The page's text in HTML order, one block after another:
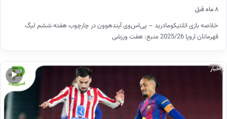
۸ ماه قبل
خلاصه بازی اتلتیکومادرید – پی‌اس‌وی آیندهوون در چارچوب هفته ششم لیگ
قهرمانان اروپا 2025/26 منبع: هفت ورزشی
▶
اخبار